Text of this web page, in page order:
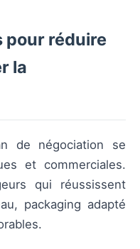
pour réduire
la
de négociation se
et commerciales.
qui réussissent
packaging adapté